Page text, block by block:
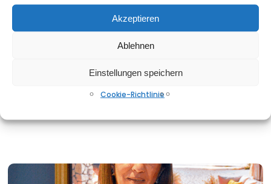
Akzeptieren
Ablehnen
Einstellungen speichern
Cookie-Richtlinie
Green’s
steht für ehrliche, nachhaltige Küche mit regionalen
Die köstlichen Patties stammen aus artgerechter Haltung